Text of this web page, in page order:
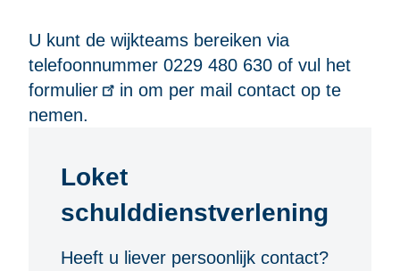
U kunt de wijkteams bereiken via
telefoonnummer 0229 480 630 of vul het
formulier
in om per mail contact op te
nemen.
Loket
schulddienstverlening
Heeft u liever persoonlijk contact?